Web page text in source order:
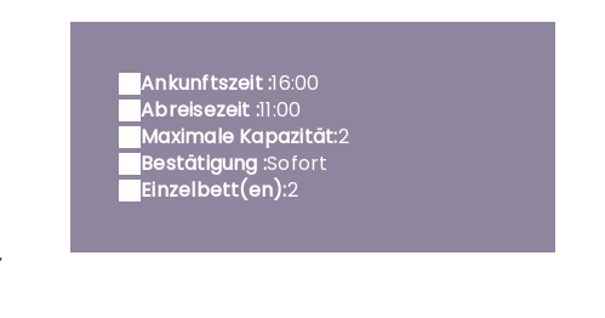
Ankunftszeit :16:00
Abreisezeit :11:00
Maximale Kapazität:2
Bestätigung :Sofort
Einzelbett(en):2